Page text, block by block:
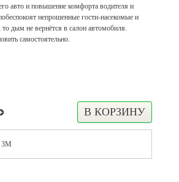
авто и повышение комфорта водителя и
непрошенные гости-насекомые и
дым не вернётся в салон автомобиля.
самостоятельно.
3М